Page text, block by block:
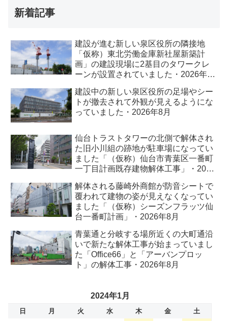
新着記事
建設が進む新しい泉区役所の隣接地
「仮称）東北労働金庫新社屋新築計
画」の建設現場に2基目のタワークレ
ーンが設置されていました・2026年8
建設中の新しい泉区役所の足場やシー
トが撤去されて外観が見えるようにな
っていました・2026年8月
仙台トラストタワーの北側で解体され
た旧小川組の跡地が駐車場になってい
ました「（仮称）仙台市青葉区一番町
一丁目計画既存建物解体工事」・2026
解体される藤崎外商館が防音シートで
覆われて建物の姿が見えなくなってい
ました「（仮称）シーズンフラッツ仙
台一番町計画」・2026年8月
青葉通と分岐する場所近くの大町通沿
いで新たな解体工事が始まっていまし
た「Office66」と「アーバンプロッ
ト」の解体工事・2026年8月
2024年1月
日 月 火 水 木 金
土